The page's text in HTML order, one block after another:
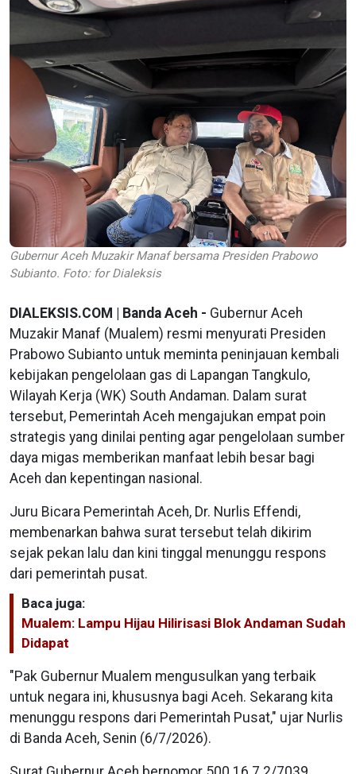
Gubernur Aceh Muzakir Manaf bersama Presiden Prabowo
Subianto. Foto: for Dialeksis
DIALEKSIS.COM | Banda Aceh - Gubernur Aceh
Muzakir Manaf (Mualem) resmi menyurati Presiden
Prabowo Subianto untuk meminta peninjauan kembali
kebijakan pengelolaan gas di Lapangan Tangkulo,
Wilayah Kerja (WK) South Andaman. Dalam surat
tersebut, Pemerintah Aceh mengajukan empat poin
strategis yang dinilai penting agar pengelolaan sumber
daya migas memberikan manfaat lebih besar bagi
Aceh dan kepentingan nasional.
Juru Bicara Pemerintah Aceh, Dr. Nurlis Effendi,
membenarkan bahwa surat tersebut telah dikirim
sejak pekan lalu dan kini tinggal menunggu respons
dari pemerintah pusat.
Baca juga:
Mualem: Lampu Hijau Hilirisasi Blok Andaman Sudah
Didapat
"Pak Gubernur Mualem mengusulkan yang terbaik
untuk negara ini, khususnya bagi Aceh. Sekarang kita
menunggu respons dari Pemerintah Pusat," ujar Nurlis
di Banda Aceh, Senin (6/7/2026).